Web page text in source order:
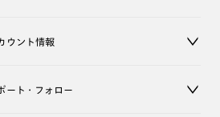
ウント情報
ート・フォロー